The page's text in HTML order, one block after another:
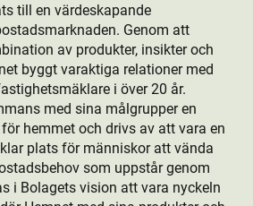
till en värdeskapande
Genom att
av produkt­er, insikter och
byggt varaktiga relationer med
i över 20 år.
med sina målgrupper en
hemmet och drivs av att vara en
plats för människor att vända
som uppstår genom
i Bolagets vision att vara nyckeln